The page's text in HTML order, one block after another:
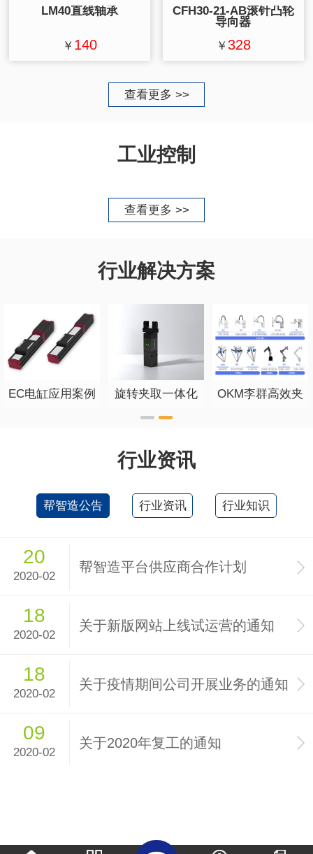
LM40直线轴承
￥ 140
CFH30-21-AB滚针凸轮
导向器
￥ 328
查看更多 >>
工业控制
查看更多 >>
行业解决方案
EC电缸应用案例
旋转夹取一体化
智能高效电动夹
OKM李群高效夹
行业资讯
帮智造公告 行业资讯 行业知识
20
2020-02
帮智造平台供应商合作计划
18
2020-02
关于新版网站上线试运营的通知
18
2020-02
关于疫情期间公司开展业务的通知
09
2020-02
关于2020年复工的通知